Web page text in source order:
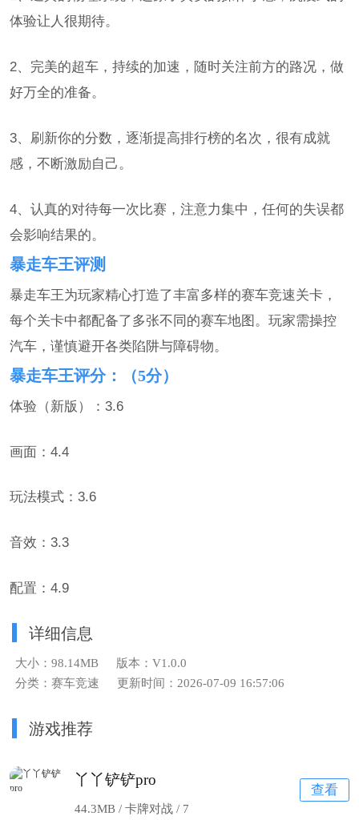
体验让人很期待。
2、完美的超车，持续的加速，随时关注前方的路况，做
好万全的准备。
3、刷新你的分数，逐渐提高排行榜的名次，很有成就
感，不断激励自己。
4、认真的对待每一次比赛，注意力集中，任何的失误都
会影响结果的。
暴走车王评测
暴走车王为玩家精心打造了丰富多样的赛车竞速关卡，
每个关卡中都配备了多张不同的赛车地图。玩家需操控
汽车，谨慎避开各类陷阱与障碍物。
暴走车王评分：（5分）
体验（新版）：3.6
画面：4.4
玩法模式：3.6
音效：3.3
配置：4.9
详细信息
大小：98.14MB
版本：V1.0.0
分类：赛车竞速
更新时间：2026-07-09 16:57:06
游戏推荐
丫丫铲铲pro
44.3MB / 卡牌对战 / 7
查看